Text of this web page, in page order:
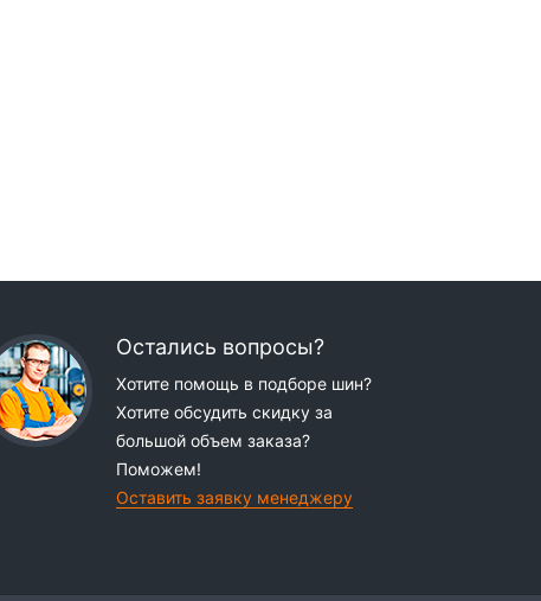
Остались вопросы?
Хотите помощь в подборе шин?
Хотите обсудить скидку за
большой объем заказа?
Поможем!
Оставить заявку менеджеру